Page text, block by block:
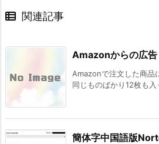
関連記事
Amazonからの広告
Amazonで注文した商品
同じものばかり12枚も
簡体字中国語版